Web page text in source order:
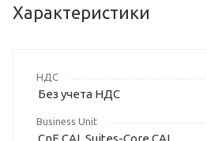
Характеристики
НДС
Без учета НДС
Business Unit